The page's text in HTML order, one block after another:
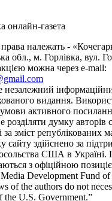
онлайн-газета
належать -
обл., м. Горлівка, вул.
можна через e-mail:
незалежний
видання.
умови активного
розділяти думку авторів
за зміст републікованих
сайту здійснено за
США в Україні.
з офіційною
Development Fund
of the authors do not
U.S. Government.”